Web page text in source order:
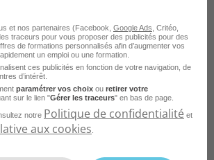
Crèche - Commune de
et nos partenaires (Facebook, Google Ads , Critéo,
traceurs pour vous proposer des publicités pour des
de formations personnalisés afin d’augmenter vos
un emploi ou une formation.
ces publicités en fonction de votre navigation, de
d’intérêt.
paramétrer vos choix ou retirer votre
sur le lien "Gérer les traceurs" en bas de page.
notre Politique de confidentialité et
aux cookies